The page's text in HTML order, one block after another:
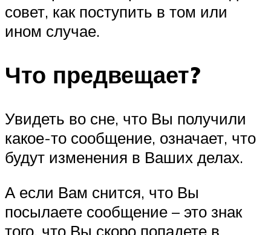
совет, как поступить в том или
ином случае.
Что предвещает?
Увидеть во сне, что Вы получили
какое-то сообщение, означает, что
будут изменения в Ваших делах.
А если Вам снится, что Вы
посылаете сообщение – это знак
того, что Вы скоро попадете в